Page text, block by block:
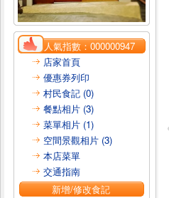
人氣指數：000000947
店家首頁
優惠券列印
村民食記 (0)
餐點相片 (3)
菜單相片 (1)
空間景觀相片 (3)
本店菜單
交通指南
新增/修改食記